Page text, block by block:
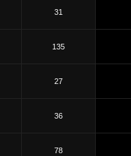
31
135
27
36
78